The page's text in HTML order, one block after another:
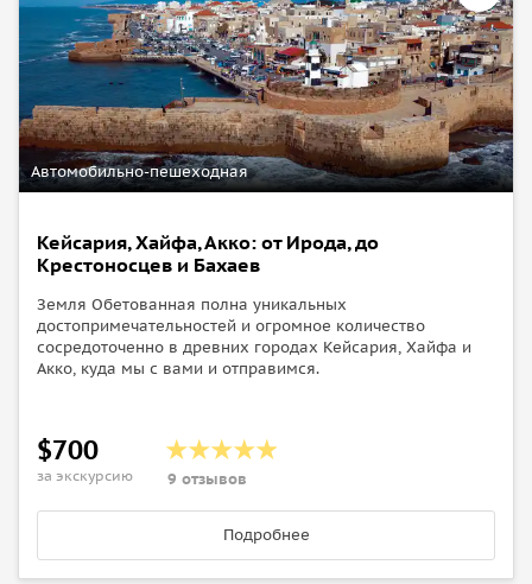
Автомобильно-пешеходная
Кейсария, Хайфа, Акко: от Ирода, до
Крестоносцев и Бахаев
Земля Обетованная полна уникальных
достопримечательностей и огромное количество
сосредоточенно в древних городах Кейсария, Хайфа и
Акко, куда мы с вами и отправимся.
$700
за экскурсию 9 отзывов
Подробнее